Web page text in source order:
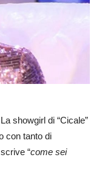
showgirl di “Cicale”
con tanto di
“come sei